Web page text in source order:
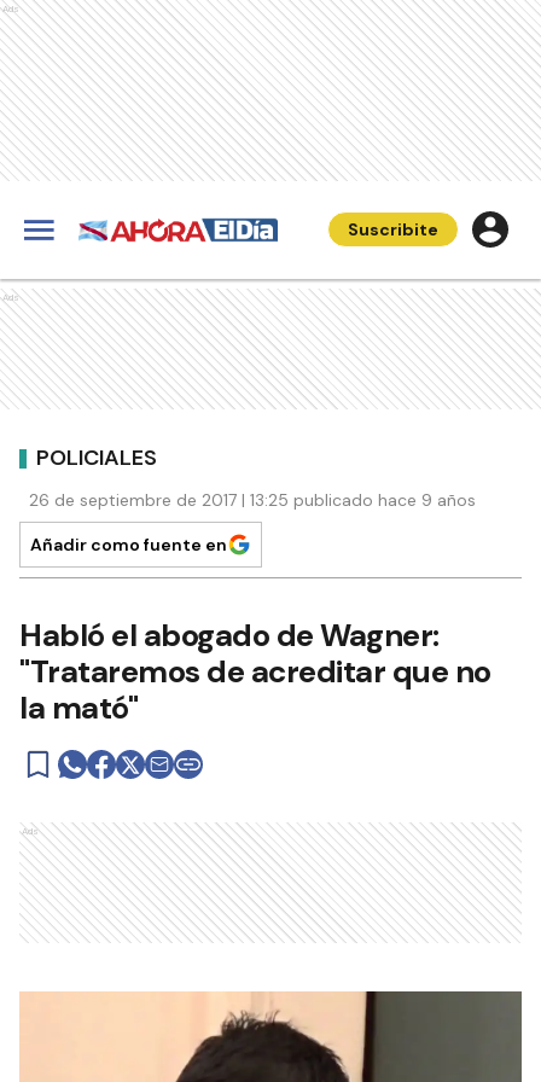
Ads
Suscribite
Ads
POLICIALES
26 de septiembre de 2017 | 13:25 publicado hace 9 años
Añadir como fuente en
Habló el abogado de Wagner:
"Trataremos de acreditar que no
la mató"
Ads